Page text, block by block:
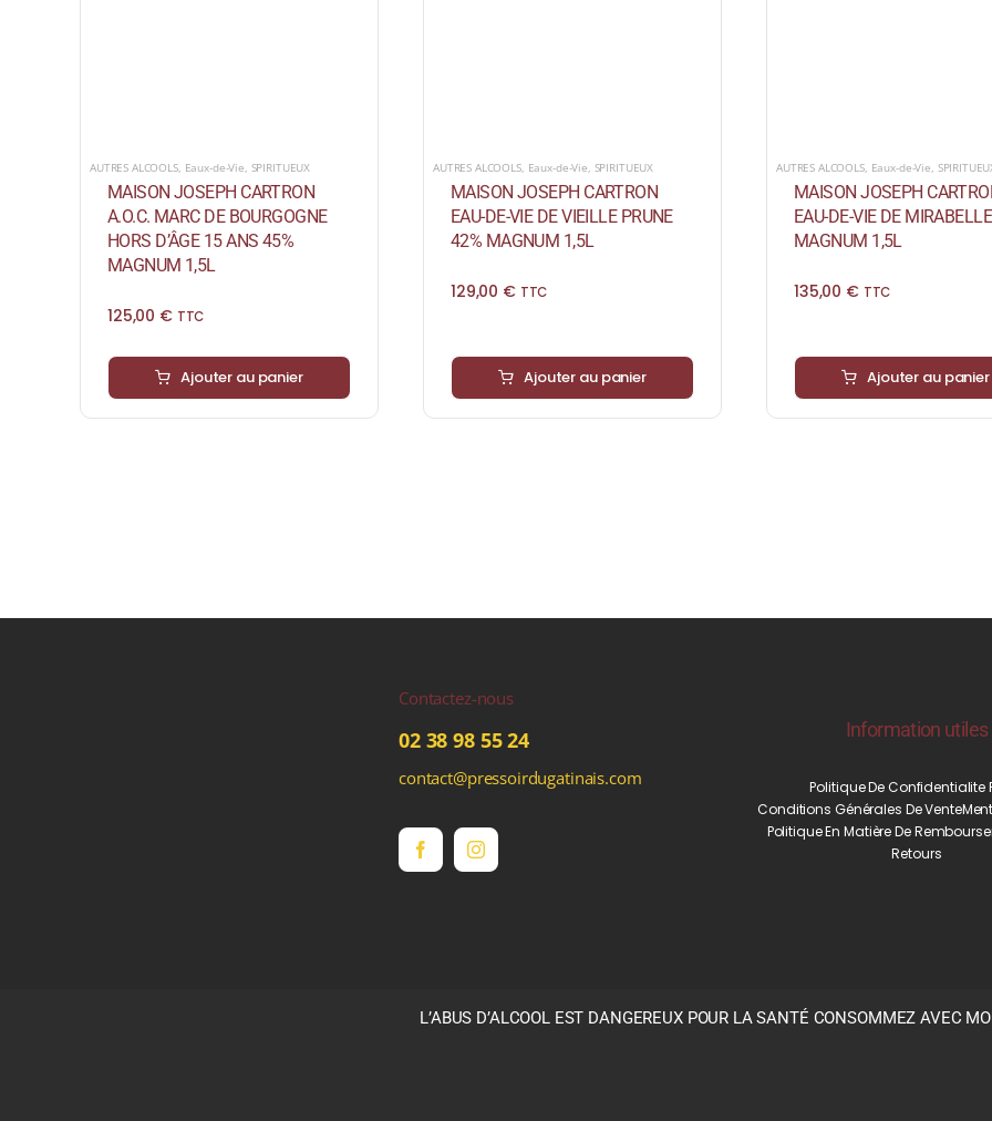
AUTRES ALCOOLS, Eaux-de-Vie SPIRITUEUX
MAISON JOSEPH CARTRON
A.O.C. MARC DE BOURGOGNE
HORS D’ÂGE 15 ANS 45%
MAGNUM 1,5L
125,00 € TTC
Ajouter au panier
AUTRES ALCOOLS, Eaux-de-Vie SPIRITUEUX
MAISON JOSEPH CARTRON
EAU-DE-VIE DE VIEILLE PRUNE
42% MAGNUM 1,5L
129,00 € TTC
Ajouter au panier
AUTRES ALCOOLS, Eaux-de-Vie
MAISON JOSEPH
EAU-DE-VIE DE
MAGNUM 1,5L
135,00 € TTC
Ajouter au panier
Contactez-nous
02 38 98 55 24
contact@pressoirdugatinais.com
Information utiles
Politique De Confidentialite
Conditions Générales De Vente
Politique En Matière De
Retours
L’ABUS D’ALCOOL EST DANGEREUX POUR LA SANTÉ CONSOMMEZ AVEC